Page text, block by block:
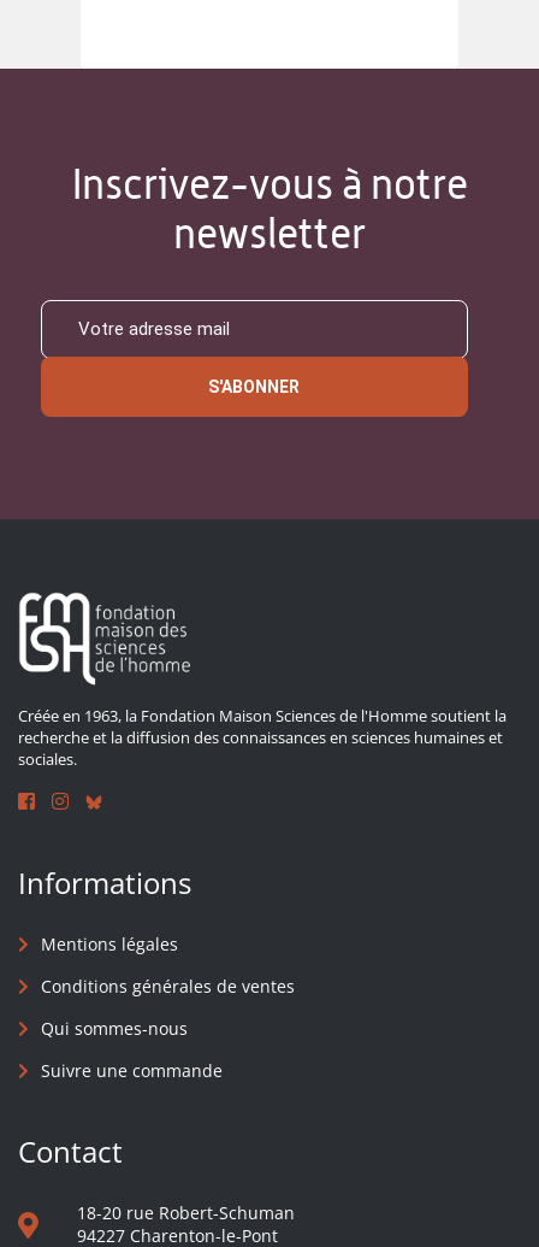
Inscrivez-vous à notre
newsletter
S'ABONNER
Créée en 1963, la Fondation Maison Sciences de l'Homme soutient la
recherche et la diffusion des connaissances en sciences humaines et
sociales.
Informations
Mentions légales
Conditions générales de ventes
Qui sommes-nous
Suivre une commande
Contact
18-20 rue Robert-Schuman
94227 Charenton-le-Pont